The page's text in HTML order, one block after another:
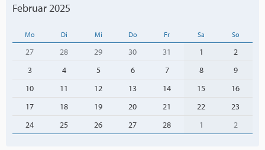
Februar 2025
Mo Di Mi Do Fr Sa So
27 28 29 30 31 1
2
3
4 5 6 7 8
9
10
11 12 13 14 15
16
17
18 19 20 21 22
23
24
25 26 27 28 1 2